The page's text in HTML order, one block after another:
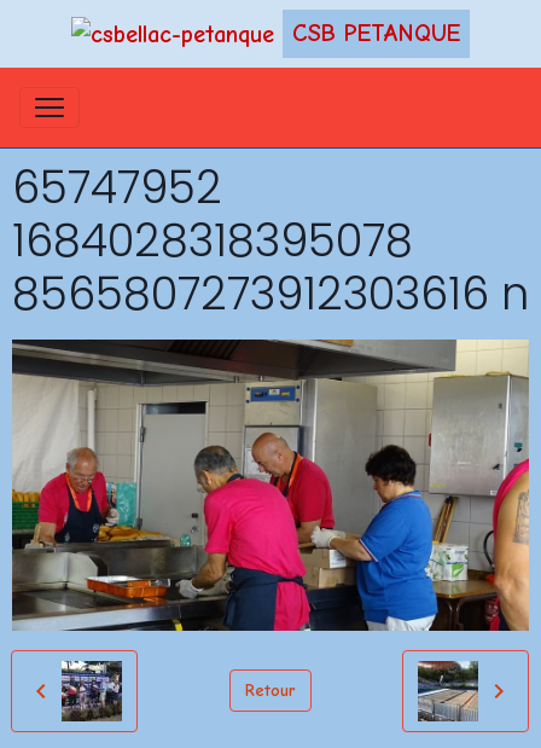
CSB PETANQUE
65747952
1684028318395078
8565807273912303616 n
Retour